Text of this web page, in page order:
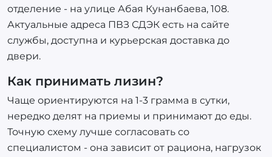
отделение - на улице Абая Кунанбаева, 108.
Актуальные адреса ПВЗ СДЭК есть на сайте
службы, доступна и курьерская доставка до
двери.
Как принимать лизин?
Чаще ориентируются на 1-3 грамма в сутки,
нередко делят на приемы и принимают до еды.
Точную схему лучше согласовать со
специалистом - она зависит от рациона, нагрузок